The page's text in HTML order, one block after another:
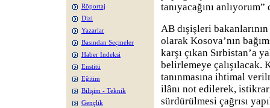
Röportaj
Dizi
Yazarlar
Basından Seçmeler
Haber İndeksi
Enstitü
Eğitim
Bilişim - Teknik
Gençlik
tanıyacağını anlıyorum”
AB dışişleri
olarak Kosova’nın
karşı çıkan Sırbistan’a
belirlemeye çalışılacak.
tanınmasına ihtimal
ilânı not edilerek,
sürdürülmesi çağrısı